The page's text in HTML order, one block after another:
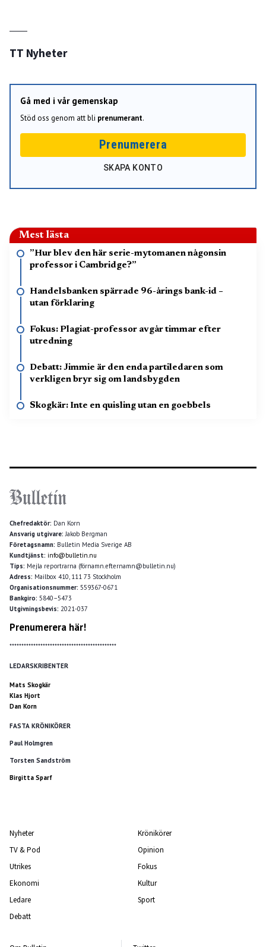
TT Nyheter
Gå med i vår gemenskap
Stöd oss genom att bli prenumerant.
Prenumerera
SKAPA KONTO
Mest lästa
”Hur blev den här serie-mytomanen någonsin
professor i Cambridge?”
Handelsbanken spärrade 96-årings bank-id –
utan förklaring
Fokus: Plagiat-professor avgår timmar efter
utredning
Debatt: Jimmie är den enda partiledaren som
verkligen bryr sig om landsbygden
Skogkär: Inte en quisling utan en goebbels
Chefredaktör: Dan Korn
Ansvarig utgivare: Jakob Bergman
Företagsnamn: Bulletin Media Sverige AB
Kundtjänst: info@bulletin.nu
Tips: Mejla reportrarna (förnamn.efternamn@bulletin.nu)
Adress: Mailbox 410, 111 73 Stockholm
Organisationsnummer: 559367-0671
Bankgiro: 5840–5473
Utgivningsbevis: 2021-037
Prenumerera här!
*********************************************
LEDARSKRIBENTER
Mats Skogkär
Klas Hjort
Dan Korn
FASTA KRÖNIKÖRER
Paul Holmgren
Torsten Sandström
Birgitta Sparf
Nyheter
TV & Pod
Utrikes
Ekonomi
Ledare
Debatt
Krönikörer
Opinion
Fokus
Kultur
Sport